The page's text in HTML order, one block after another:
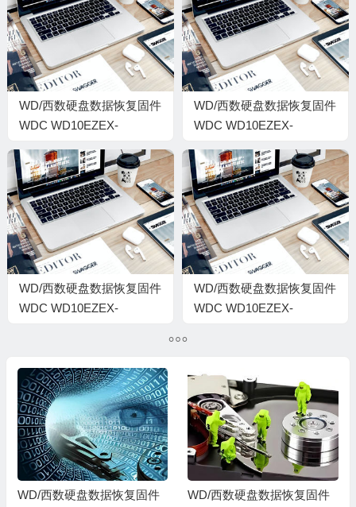
WD/西数硬盘数据恢复固件
WDC WD10EZEX-
WCC3F0234292-
0006001G
WD/西数硬盘数据恢复固件
WDC WD10EZEX-
WCC3F1CCFV4U-
0008001R-1578
WD/西数硬盘数据恢复固件
WDC WD10EZEX-
0000007M-1578
WD/西数硬盘数据恢复固件
WDC WD10EZEX-
WD/西数硬盘数据恢复固件
WD/西数硬盘数据恢复固件